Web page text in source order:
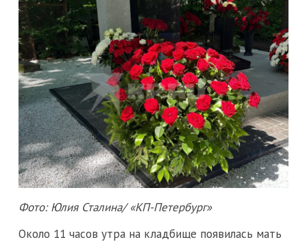
Фото: Юлия Сталина/ «КП-Петербург»
Около 11 часов утра на кладбище появилась мать